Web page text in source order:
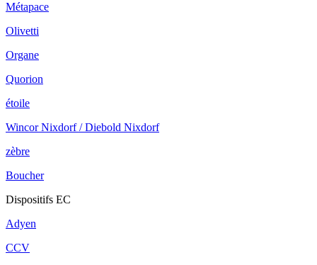
Métapace
Olivetti
Organe
Quorion
étoile
Wincor Nixdorf / Diebold Nixdorf
zèbre
Boucher
Dispositifs EC
Adyen
CCV